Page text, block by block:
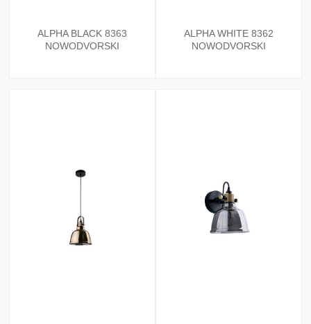
ALPHA BLACK 8363
NOWODVORSKI
ALPHA WHITE 8362
NOWODVORSKI